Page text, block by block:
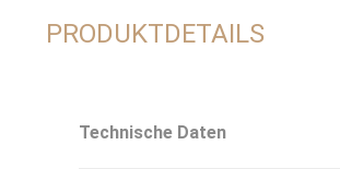
PRODUKTDETAILS
Technische Daten